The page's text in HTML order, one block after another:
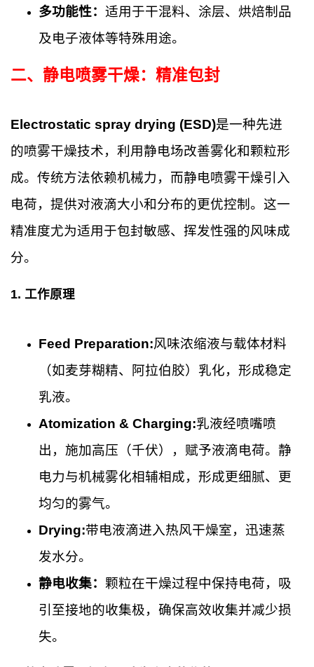
多功能性： 适用于干混料、涂层、烘焙制品
及电子液体等特殊用途。
二、 静电喷雾干燥：精准包封
Electrostatic spray drying (ESD)是一种先进
的喷雾干燥技术，利用静电场改善雾化和颗粒形
成。传统方法依赖机械力，而静电喷雾干燥引入
电荷，提供对液滴大小和分布的更优控制。这一
精准度尤为适用于包封敏感、挥发性强的风味成
分。
1. 工作原理
Feed Preparation:风味浓缩液与载体材料
（如麦芽糊精、阿拉伯胶）乳化，形成稳定
乳液。
Atomization & Charging:乳液经喷嘴喷
出，施加高压（千伏），赋予液滴电荷。静
电力与机械雾化相辅相成，形成更细腻、更
均匀的雾气。
Drying:带电液滴进入热风干燥室，迅速蒸
发水分。
静电收集： 颗粒在干燥过程中保持电荷，吸
引至接地的收集极，确保高效收集并减少损
失。